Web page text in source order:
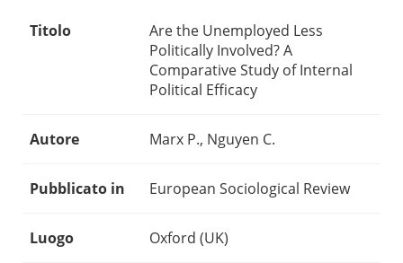
Titolo
Are the Unemployed Less
Politically Involved? A
Comparative Study of Internal
Political Efficacy
Autore Marx P., Nguyen C.
Pubblicato in European Sociological Review
Luogo Oxford (UK)